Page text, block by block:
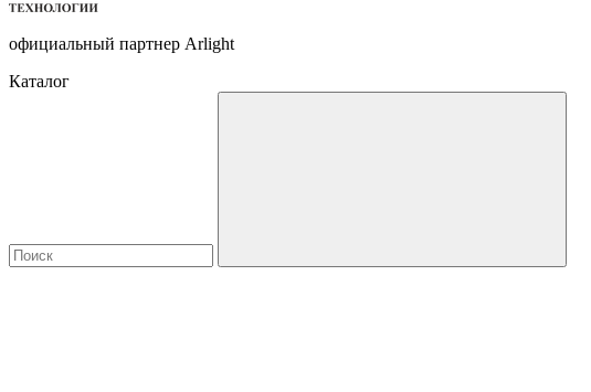
официальный партнер Arlight
Каталог